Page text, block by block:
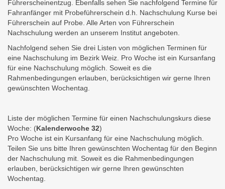
Führerscheinentzug. Ebenfalls sehen Sie nachfolgend Termine für
Fahranfänger mit Probeführerschein d.h. Nachschulung Kurse bei
Führerschein auf Probe. Alle Arten von Führerschein
Nachschulung werden an unserem Institut angeboten.
Nachfolgend sehen Sie drei Listen von möglichen Terminen für
eine Nachschulung im Bezirk Weiz. Pro Woche ist ein Kursanfang
für eine Nachschulung möglich. Soweit es die
Rahmenbedingungen erlauben, berücksichtigen wir gerne Ihren
gewünschten Wochentag.
Liste der möglichen Termine für einen Nachschulungskurs diese
Woche: (Kalenderwoche 32)
Pro Woche ist ein Kursanfang für eine Nachschulung möglich.
Teilen Sie uns bitte Ihren gewünschten Wochentag für den Beginn
der Nachschulung mit. Soweit es die Rahmenbedingungen
erlauben, berücksichtigen wir gerne Ihren gewünschten
Wochentag.